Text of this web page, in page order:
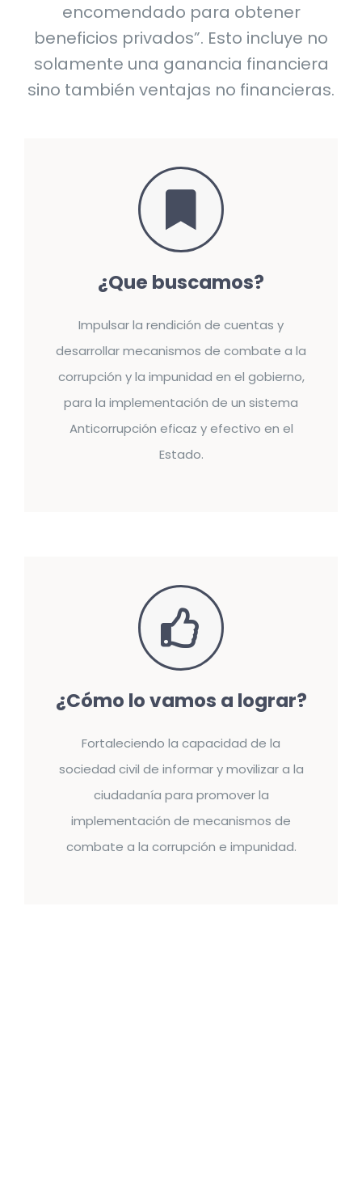
encomendado para obtener
beneficios privados”. Esto incluye no
solamente una ganancia financiera
sino también ventajas no financieras.
¿Que buscamos?
Impulsar la rendición de cuentas y
desarrollar mecanismos de combate a la
corrupción y la impunidad en el gobierno,
para la implementación de un sistema
Anticorrupción eficaz y efectivo en el
Estado.
¿Cómo lo vamos a lograr?
Fortaleciendo la capacidad de la
sociedad civil de informar y movilizar a la
ciudadanía para promover la
implementación de mecanismos de
combate a la corrupción e impunidad.